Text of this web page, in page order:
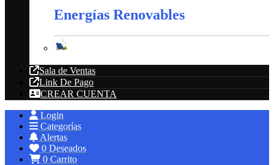
Energías Renovables
Sala de Ventas
Link De Pago
CREAR CUENTA
Login
Categorías
Alertas
0 Deseados
0 Carrito